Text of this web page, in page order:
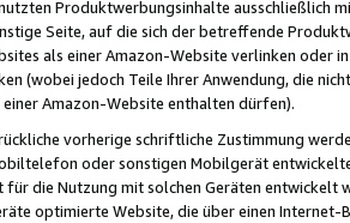
Produktwerbungsinhalte ausschließlich
Seite, auf die sich der betreffende
als einer Amazon-Website verlinken oder
(wobei jedoch Teile Ihrer Anwendung, die
Amazon-Website enthalten dürfen).
vorherige schriftliche Zustimmung
oder sonstigen Mobilgerät
für die Nutzung mit solchen Geräten
optimierte Website, die über einen